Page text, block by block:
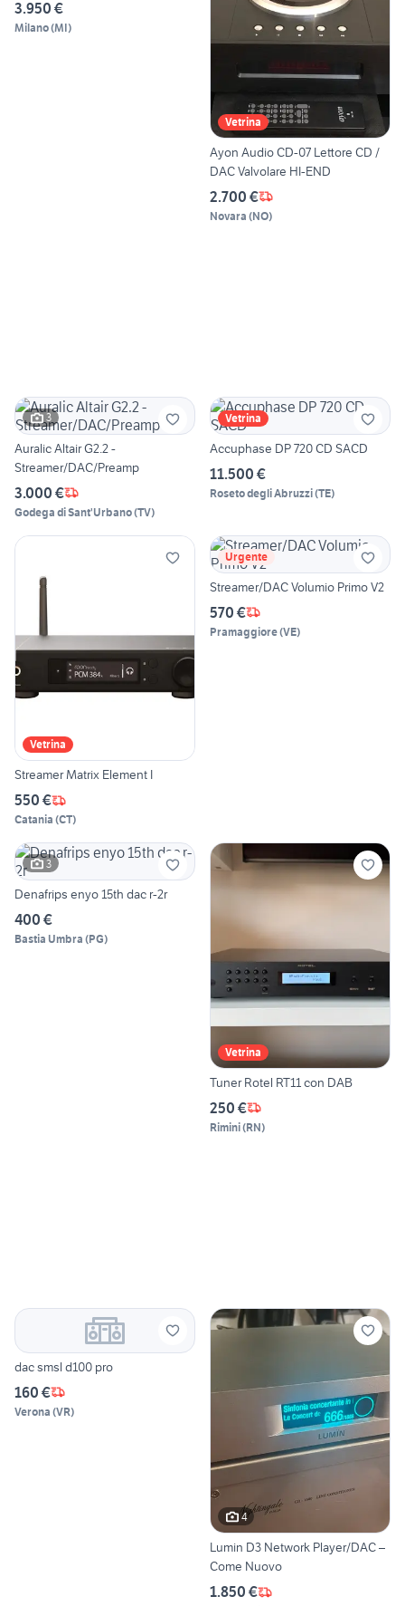
3.950 €
Milano(MI)
Vetrina
Ayon Audio CD-07 Lettore CD /
DAC Valvolare HI-END
2.700 €
Novara (NO)
3
Auralic Altair G2.2 -
Streamer/DAC/Preamp
3.000 €
Godega di Sant'Urbano(TV)
Vetrina
Accuphase DP 720 CD SACD
11.500 €
Roseto degli Abruzzi(TE)
Vetrina
Streamer Matrix Element I
550 €
Catania (CT)
Urgente
Streamer/DAC Volumio Primo V2
570 €
Pramaggiore(VE)
3
Denafrips enyo 15th dac r-2r
400 €
Bastia Umbra (PG)
Vetrina
Tuner Rotel RT11 con DAB
250 €
Rimini(RN)
dac smsl d100 pro
160 €
Verona (VR)
4
Lumin D3 Network Player/DAC –
Come Nuovo
1.850 €